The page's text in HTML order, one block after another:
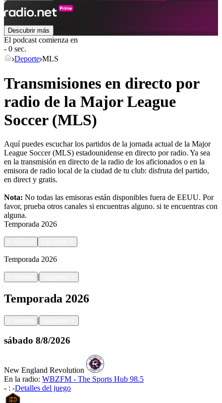
Descubrir más
El podcast comienza en
- 0 sec.
Deporte MLS
Transmisiones en directo por
radio de la Major League
Soccer (MLS)
Aquí puedes escuchar los partidos de la jornada actual de la Major
League Soccer (MLS) estadounidense en directo por radio. Ya sea
en la transmisión en directo de la radio de los aficionados o en la
emisora de radio local de la ciudad de tu club: disfruta del partido,
en direct y gratis.
Nota: No todas las emisoras están disponibles fuera de EEUU. Por
favor, prueba otros canales si encuentras alguno. si te encuentras con
alguna.
Temporada 2026
Temporada 2026
|
Temporada 2026
|
sábado 8/8/2026
New England Revolution
En la radio: WBZFM - The Sports Hub 98.5
- : -Detalles del juego